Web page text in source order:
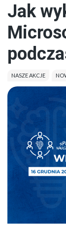
Jak
NASZE AKCJE